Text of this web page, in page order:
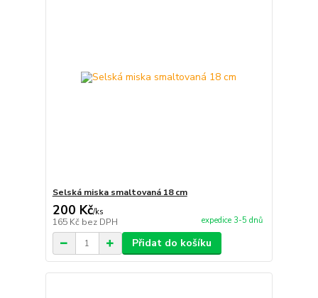
Selská miska smaltovaná 18 cm
200 Kč/ks
165 Kč bez DPH expedice 3-5 dnů
Přidat do košíku